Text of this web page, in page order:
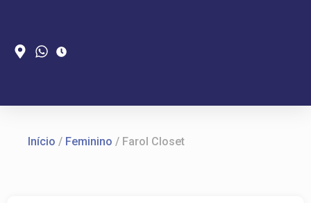
Início / Feminino / Farol Closet